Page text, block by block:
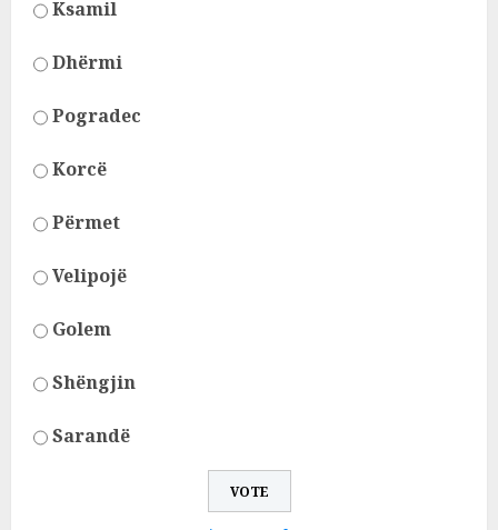
Ksamil
Dhërmi
Pogradec
Korcë
Përmet
Velipojë
Golem
Shëngjin
Sarandë